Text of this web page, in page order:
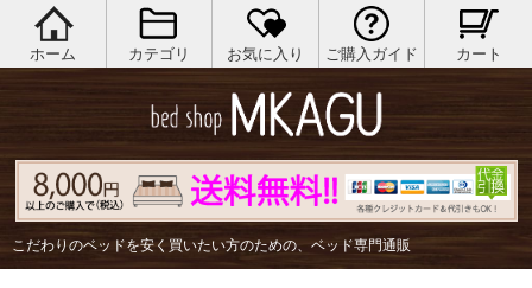
ホーム カテゴリ お気に入り ご購入ガイド カート
こだわりのベッドを安く買いたい方のための、ベッド専門通販